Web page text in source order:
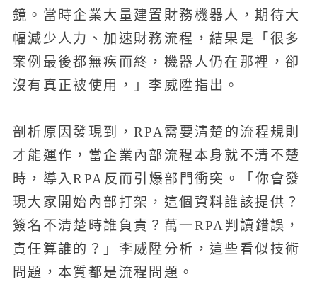
鏡。當時企業大量建置財務機器人，期待大
幅減少人力、加速財務流程，結果是「很多
案例最後都無疾而終，機器人仍在那裡，卻
沒有真正被使用，」李威陞指出。
剖析原因發現到，RPA需要清楚的流程規則
才能運作，當企業內部流程本身就不清不楚
時，導入RPA反而引爆部門衝突。「你會發
現大家開始內部打架，這個資料誰該提供？
簽名不清楚時誰負責？萬一RPA判讀錯誤，
責任算誰的？」李威陞分析，這些看似技術
問題，本質都是流程問題。